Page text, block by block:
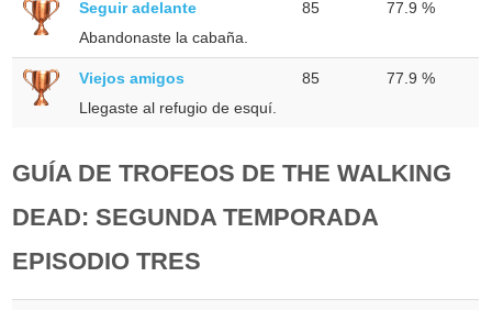
Seguir adelante
Abandonaste la cabaña.
85 77.9 %
Viejos amigos
Llegaste al refugio de esquí.
85 77.9 %
GUÍA DE TROFEOS DE THE WALKING
DEAD: SEGUNDA TEMPORADA
EPISODIO TRES